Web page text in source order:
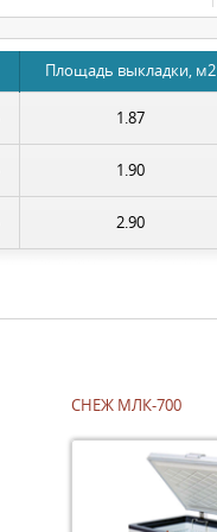
Площадь выкладки, м2
1.87
1.90
2.90
СНЕЖ МЛК-700